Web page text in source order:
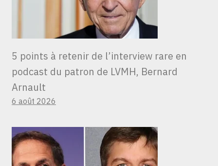
5 points à retenir de l’interview rare en
podcast du patron de LVMH, Bernard
Arnault
6 août 2026